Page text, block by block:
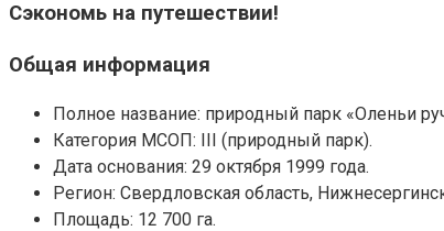
Сэкономь на путешествии!
Общая информация
Полное название: природный парк «Оленьи
Категория МСОП: III (природный парк).
Дата основания: 29 октября 1999 года.
Регион: Свердловская область,
Площадь: 12 700 га.